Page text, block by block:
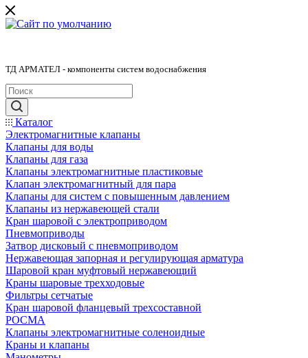
ТД АРМАТЕЛ - компоненты систем водоснабжения
Каталог
Электромагнитные клапаны
Клапаны для воды
Клапаны для газа
Клапаны электромагнитные пластиковые
Клапан электромагнитный для пара
Клапаны для систем с повышенным давлением
Клапаны из нержавеющей стали
Кран шаровой с электроприводом
Пневмоприводы
Затвор дисковый с пневмоприводом
Нержавеющая запорная и регулирующая арматура
Шаровой кран муфтовый нержавеющий
Краны шаровые трехходовые
Фильтры сетчатые
Кран шаровой фланцевый трехсоставной
РОСМА
Клапаны электромагнитные соленоидные
Краны и клапаны